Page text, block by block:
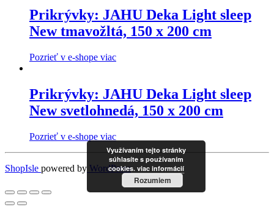
Prikrývky: JAHU Deka Light sleep
New tmavožltá, 150 x 200 cm
Pozrieť v e-shope viac
Prikrývky: JAHU Deka Light sleep
New svetlohnedá, 150 x 200 cm
Pozrieť v e-shope viac
ShopIsle powered by WordPress
Využívaním tejto stránky
súhlasíte s používaním
cookies. viac informácií
Rozumiem